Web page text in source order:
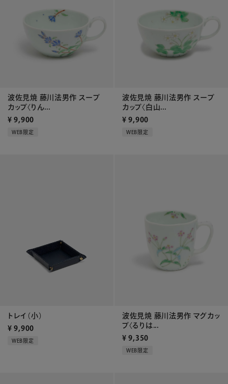
波佐見焼 藤川法男作 スープ
カップ〈りん...
¥ 9,900
WEB限定
波佐見焼 藤川法男作 スープ
カップ〈白山...
¥ 9,900
WEB限定
トレイ（小）
¥ 9,900
WEB限定
波佐見焼 藤川法男作 マグカッ
プ〈るりは...
¥ 9,350
WEB限定